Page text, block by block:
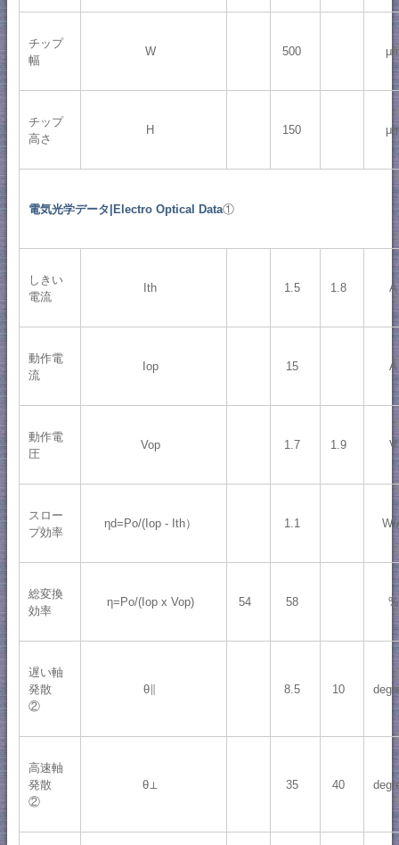
チップ
幅
W 500
チップ
高さ
H 150
電気光学データ|Electro Optical Data①
しきい
電流
Ith 1.5 1.8 A
動作電
流
Iop 15 A
動作電
圧
Vop 1.7 1.9 V
スロー
プ効率
ηd=Po/(Iop - Ith） 1.1 W/
総変換
効率
η=Po/(Iop x Vop) 54 58 %
遅い軸
発散
②
θ∥ 8.5 10
高速軸
発散
②
θ⊥ 35 40